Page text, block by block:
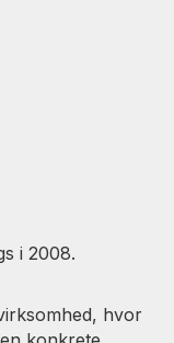
i 2008.
hvor